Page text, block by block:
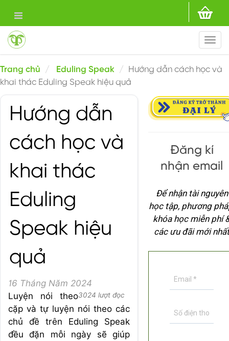
Trang chủ Eduling Speak
Hướng dẫn cách học và
khai thác Eduling Speak hiệu quả
Hướng dẫn
cách học và
khai thác
Eduling
Speak hiệu
quả
16 Tháng Năm 2024
3024 lượt đọc
Luyện nói theo
cặp và tự luyện nói theo các
chủ đề trên Eduling Speak
đều đặn mỗi ngày sẽ giúp
Đăng kí
nhận email
Để nhận tài nguyên
học tập, phương
khóa học miễn phí
các ưu đãi mới nhất